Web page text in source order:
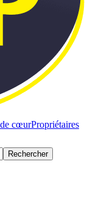
cœurPropriétaires
Rechercher